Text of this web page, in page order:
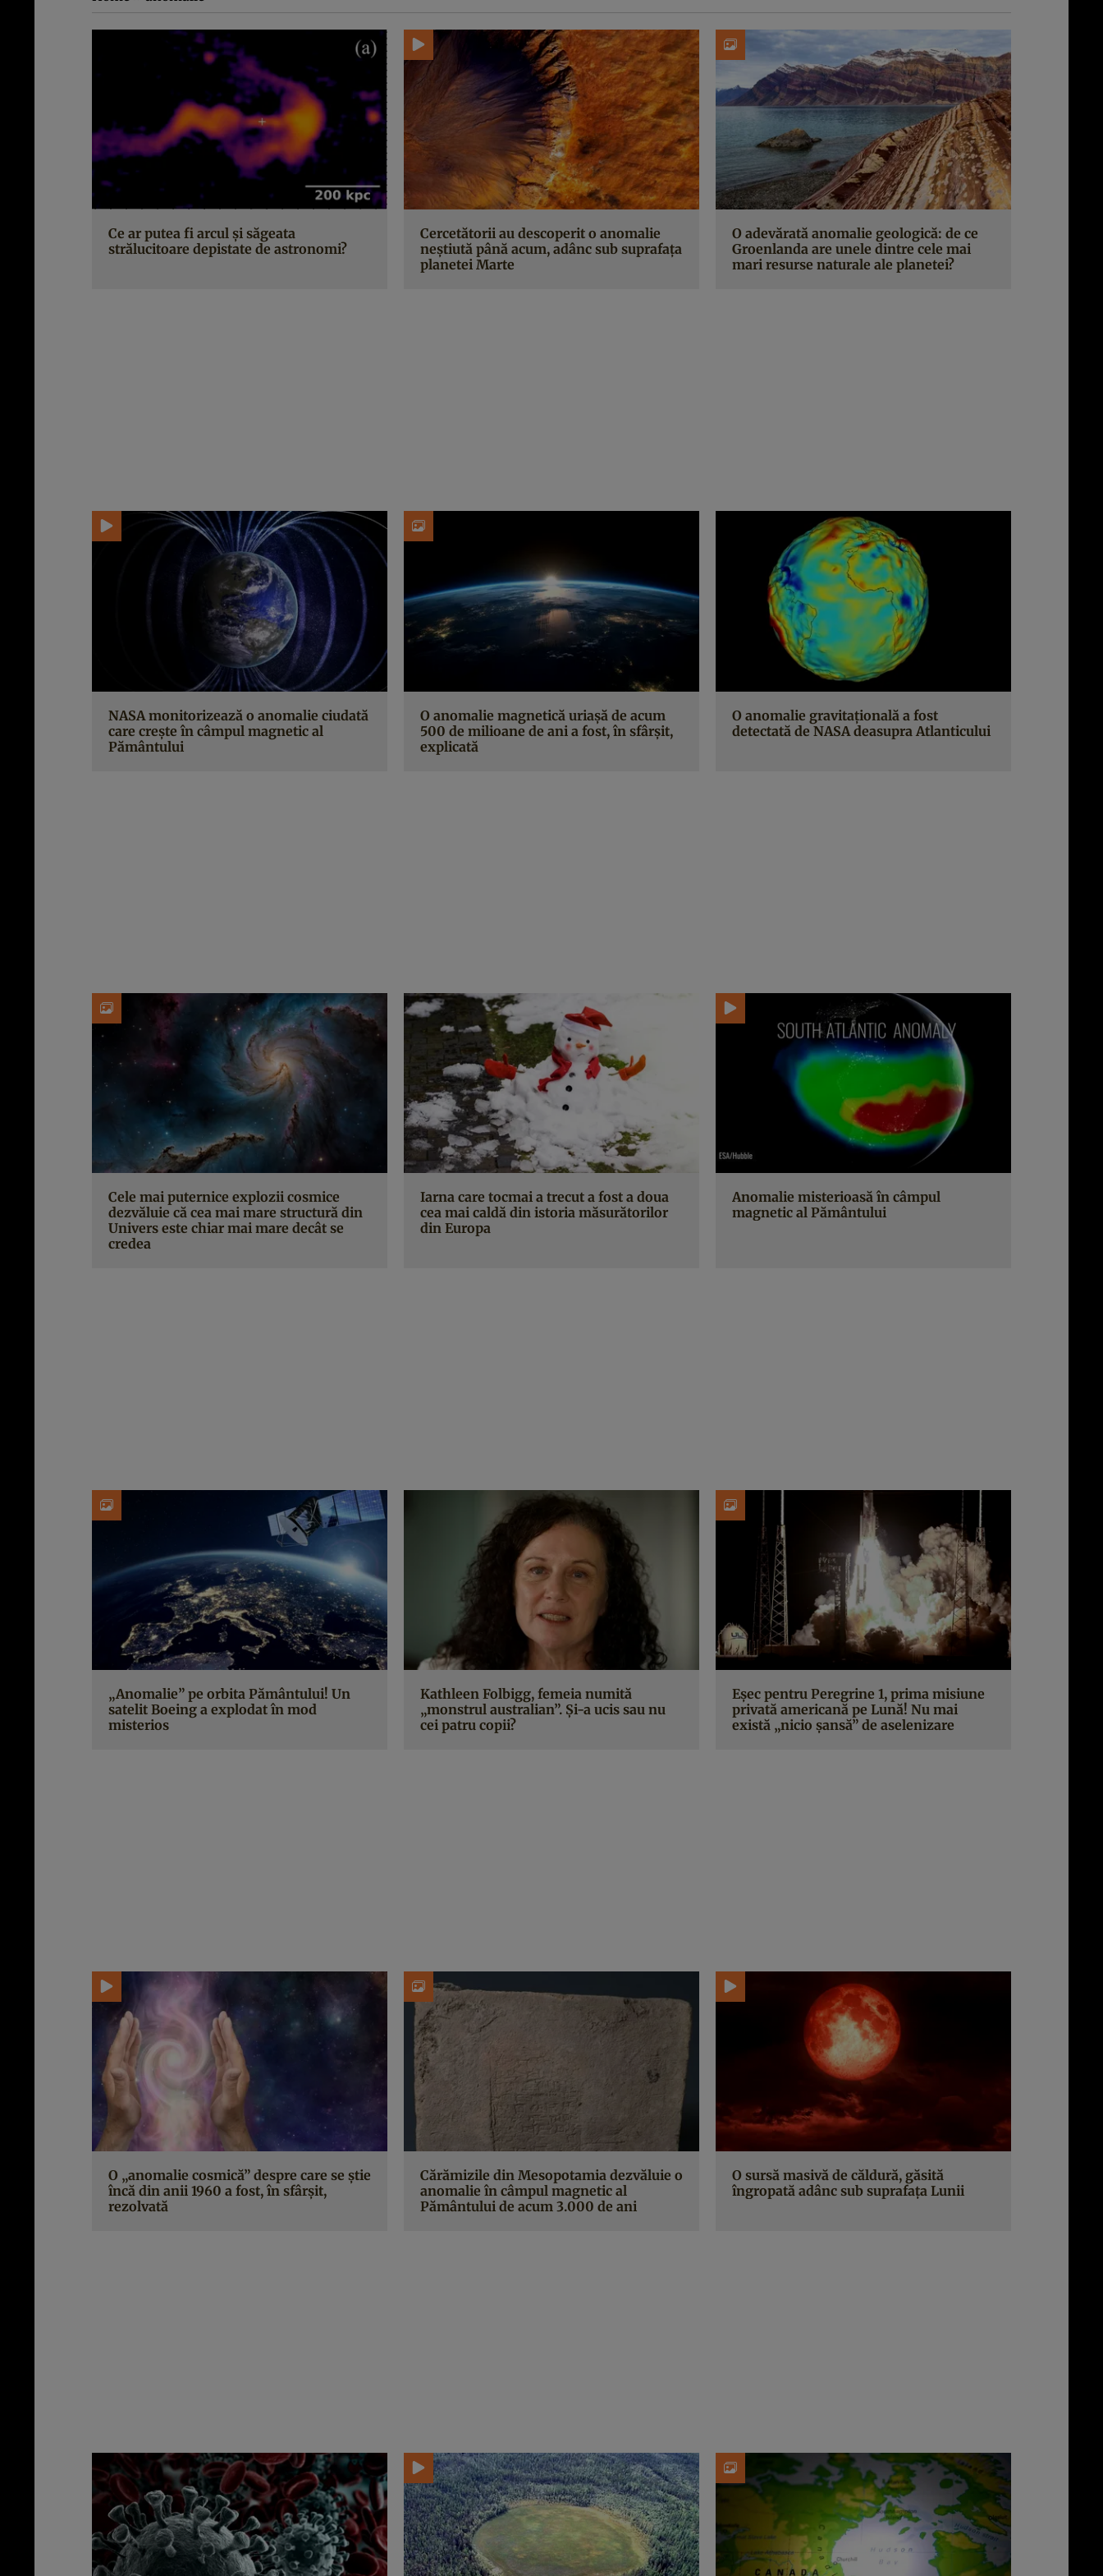
Ce ar putea fi arcul și săgeata
strălucitoare depistate de astronomi?
Cercetătorii au descoperit o anomalie
neștiută până acum, adânc sub suprafața
planetei Marte
O adevărată anomalie geologică: de ce
Groenlanda are unele dintre cele mai
mari resurse naturale ale planetei?
NASA monitorizează o anomalie ciudată
care crește în câmpul magnetic al
Pământului
O anomalie magnetică uriașă de acum
500 de milioane de ani a fost, în sfârșit,
explicată
O anomalie gravitațională a fost
detectată de NASA deasupra Atlanticului
Cele mai puternice explozii cosmice
dezvăluie că cea mai mare structură din
Univers este chiar mai mare decât se
credea
Iarna care tocmai a trecut a fost a doua
cea mai caldă din istoria măsurătorilor
din Europa
Anomalie misterioasă în câmpul
magnetic al Pământului
„Anomalie” pe orbita Pământului! Un
satelit Boeing a explodat în mod
misterios
Kathleen Folbigg, femeia numită
„monstrul australian”. Și-a ucis sau nu
cei patru copii?
Eșec pentru Peregrine 1, prima misiune
privată americană pe Lună! Nu mai
există „nicio șansă” de aselenizare
O „anomalie cosmică” despre care se știe
încă din anii 1960 a fost, în sfârșit,
rezolvată
Cărămizile din Mesopotamia dezvăluie o
anomalie în câmpul magnetic al
Pământului de acum 3.000 de ani
O sursă masivă de căldură, găsită
îngropată adânc sub suprafața Lunii